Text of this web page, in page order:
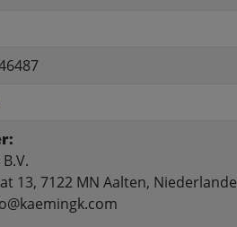
13, 7122 MN Aalten, Niederlande